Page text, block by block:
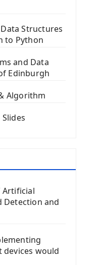
Framework
PyQt5
PyQt5
Class
Structures
to Python
and Data
Edinburgh
Algorithm
Artificial
Detection and
devices would